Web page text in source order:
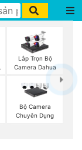
Lắp Trọn Bộ
Camera Dahua
Bộ Camera
Chuyên Dụng